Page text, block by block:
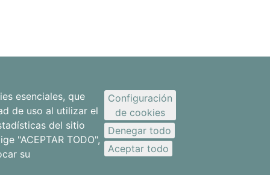
esenciales, que
de uso al utilizar el
del sitio
"ACEPTAR TODO",
su
Configuración
de cookies
Denegar todo
Aceptar todo